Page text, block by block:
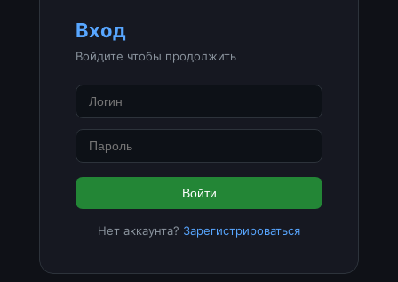
Вход
Войдите чтобы продолжить
Войти
Нет аккаунта? Зарегистрироваться